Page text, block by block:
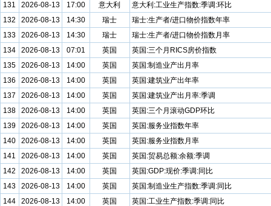
131
2026-08-13 17:00 意大利
意大利:工业生产指数:季调:环比
132
2026-08-13 14:30 瑞士
瑞士:生产者/进口物价指数年率
133
2026-08-13 14:30 瑞士
瑞士:生产者/进口物价指数月率
134
2026-08-13 07:01 英国
英国:三个月RICS房价指数
135
2026-08-13 14:00 英国
英国:制造业产出月率
136
2026-08-13 14:00 英国
英国:建筑业产出年率
137
2026-08-13 14:00 英国
英国:建筑业产出月率:季调
138
2026-08-13 14:00 英国
英国:三个月滚动GDP环比
139
2026-08-13 14:00 英国
英国:服务业指数年率
140
2026-08-13 14:00 英国
英国:服务业指数月率
141
2026-08-13 14:00 英国
英国:贸易总额:余额:季调
142
2026-08-13 14:00 英国
英国:GDP:现价:季调:同比
143
2026-08-13 14:00 英国
英国:制造业生产指数:季调:同比
144
2026-08-13 14:00 英国
英国:工业生产指数:季调:同比